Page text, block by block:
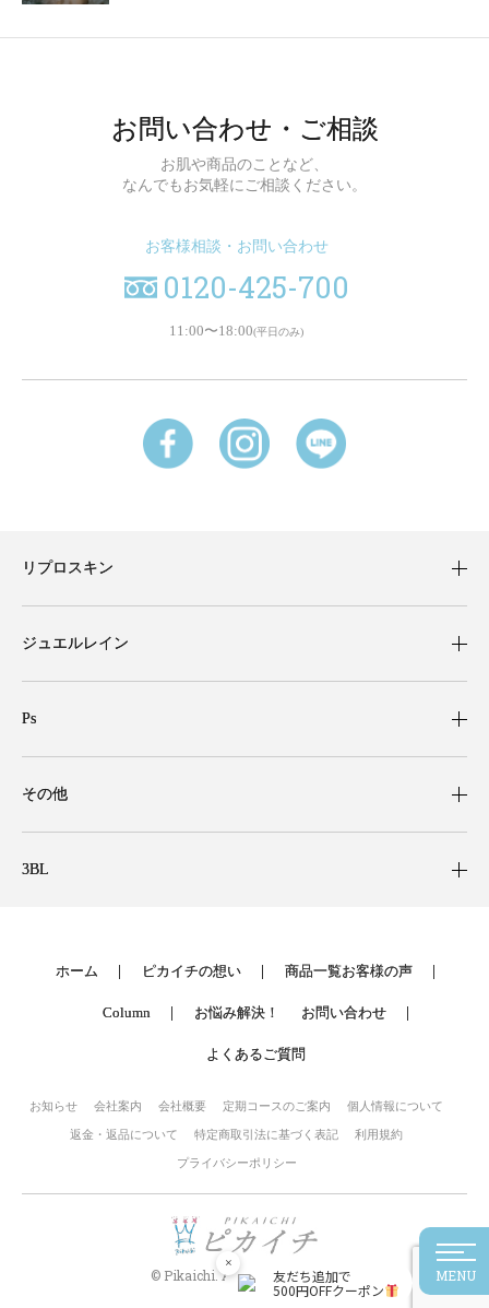
MENU
お問い合わせ・ご相談
お肌や商品のことなど、
なんでもお気軽にご相談ください。
お客様相談・お問い合わせ
0120-425-700
11:00〜18:00(平日のみ)
リプロスキン
ジュエルレイン
Ps
その他
3BL
ホーム ピカイチの想い 商品一覧お客様の声
Column お悩み解決！ お問い合わせ
よくあるご質問
お知らせ 会社案内 会社概要 定期コースのご案内 個人情報について
返金・返品について 特定商取引法に基づく表記 利用規約
プライバシーポリシー
© Pikaichi. All rights reserved.
友だち追加で
500円OFFクーポン
×